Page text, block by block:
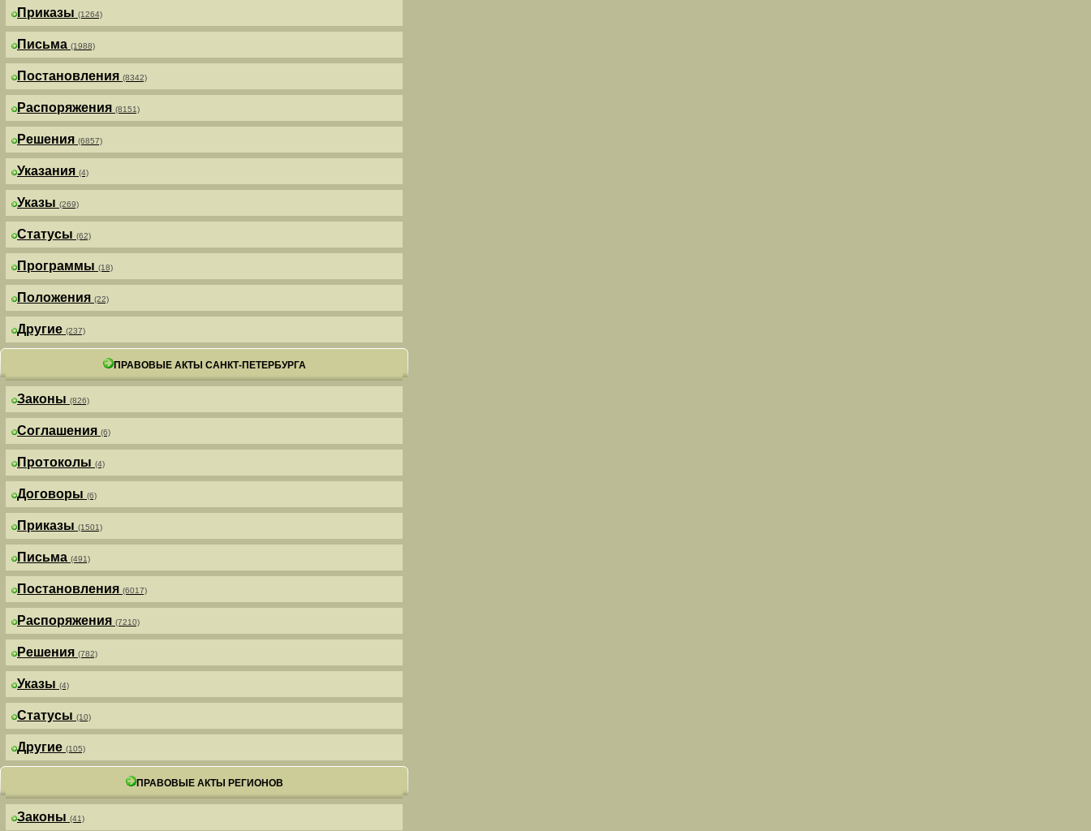
Приказы (1264)
Письма (1988)
Постановления (8342)
Распоряжения (8151)
Решения (6857)
Указания (4)
Указы (269)
Статусы (62)
Программы (18)
Положения (22)
Другие (237)
ПРАВОВЫЕ АКТЫ САНКТ-ПЕТЕРБУРГА
Законы (826)
Соглашения (6)
Протоколы (4)
Договоры (6)
Приказы (1501)
Письма (491)
Постановления (6017)
Распоряжения (7210)
Решения (782)
Указы (4)
Статусы (10)
Другие (105)
ПРАВОВЫЕ АКТЫ РЕГИОНОВ
Законы (41)